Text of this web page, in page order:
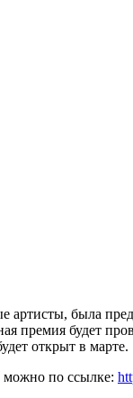
артисты, была
премия будет
открыт в марте.
можно по ссылке: